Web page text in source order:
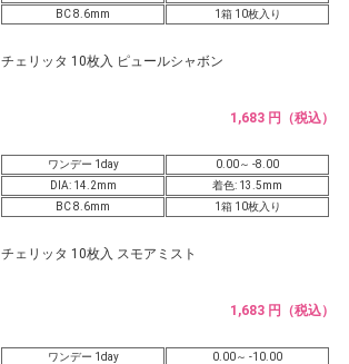
BC 8.6mm
1箱 10枚入り
チェリッタ 10枚入 ピュールシャボン
1,683 円（税込）
ワンデー 1day
0.00～ -8.00
DIA: 14.2mm
着色: 13.5mm
BC 8.6mm
1箱 10枚入り
チェリッタ 10枚入 スモアミスト
1,683 円（税込）
ワンデー 1day
0.00～ -10.00